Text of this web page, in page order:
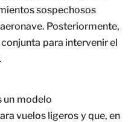
sospechosos
Posteriormente,
para intervenir el
un modelo
vuelos ligeros y que, en